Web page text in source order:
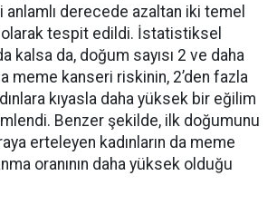
anlamlı derecede azaltan iki temel
tespit edildi. İstatistiksel
kalsa da, doğum sayısı 2 ve daha
meme kanseri riskinin, 2’den fazla
kıyasla daha yüksek bir eğilim
Benzer şekilde, ilk doğumunu
erteleyen kadınların da meme
oranının daha yüksek olduğu